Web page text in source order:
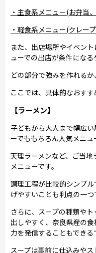
・主食系メニュー(お弁当
・軽食系メニュー(クレー
また、出店場所やイベン
ューでの出店が条件になる
どの部分で強みを作れる
ここでは、具体的なおす
【ラーメン】
子どもから大人まで幅広
ーでももちろん人気メニュ
天理ラーメンなど、ご当
メニューです。
調理工程が比較的シンプ
げやすいことも利点の一つ
さらに、スープの種類や
出しやすく、奈良県産の
力を発信することもできる
スープは事前に仕込みや